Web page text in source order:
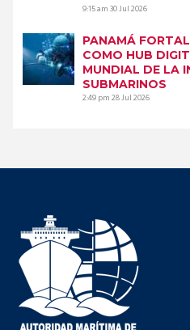
9:15 am30 Jul 2026
PANAMÁ
COMO HUB
MUNDIAL DE LA
SUBMARINOS
2:49 pm28 Jul 2026